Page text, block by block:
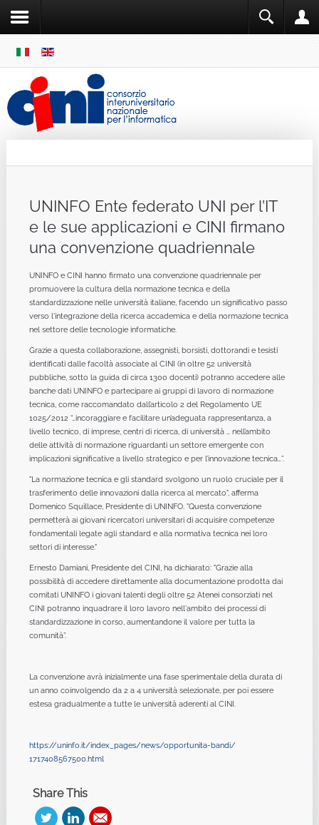
MENU
UNINFO Ente federato UNI per l’IT
e le sue applicazioni e CINI firmano
una convenzione quadriennale
UNINFO e CINI hanno firmato una convenzione quadriennale per
promuovere la cultura della normazione tecnica e della
standardizzazione nelle università italiane, facendo un significativo passo
verso l'integrazione della ricerca accademica e della normazione tecnica
nel settore delle tecnologie informatiche.
Grazie a questa collaborazione, assegnisti, borsisti, dottorandi e tesisti
identificati dalle facoltà associate al CINI (in oltre 52 università
pubbliche, sotto la guida di circa 1300 docenti) potranno accedere alle
banche dati UNINFO e partecipare ai gruppi di lavoro di normazione
tecnica, come raccomandato dall’articolo 2 del Regolamento UE
1025/2012 “…incoraggiare e facilitare un’adeguata rappresentanza, a
livello tecnico, di imprese, centri di ricerca, di università … nell’ambito
delle attività di normazione riguardanti un settore emergente con
implicazioni significative a livello strategico e per l’innovazione tecnica…”.
"La normazione tecnica e gli standard svolgono un ruolo cruciale per il
trasferimento delle innovazioni dalla ricerca al mercato", afferma
Domenico Squillace, Presidente di UNINFO. "Questa convenzione
permetterà ai giovani ricercatori universitari di acquisire competenze
fondamentali legate agli standard e alla normativa tecnica nei loro
settori di interesse."
Ernesto Damiani, Presidente del CINI, ha dichiarato: "Grazie alla
possibilità di accedere direttamente alla documentazione prodotta dai
comitati UNINFO i giovani talenti degli oltre 52 Atenei consorziati nel
CINI potranno inquadrare il loro lavoro nell'ambito dei processi di
standardizzazione in corso, aumentandone il valore per tutta la
comunità”.
La convenzione avrà inizialmente una fase sperimentale della durata di
un anno coinvolgendo da 2 a 4 università selezionate, per poi essere
estesa gradualmente a tutte le università aderenti al CINI.
https://uninfo.it/index_pages/news/opportunita-bandi/
1717408567500.html
Share This